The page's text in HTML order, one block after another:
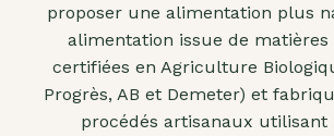
proposer une alimentation plus
alimentation issue de matières
certifiées en Agriculture
Progrès, AB et Demeter) et
procédés artisanaux utilisant